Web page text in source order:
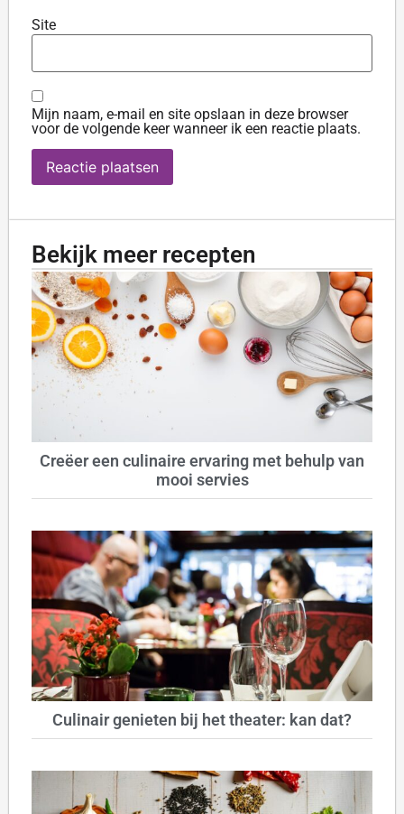
Site
Mijn naam, e-mail en site opslaan in deze browser
voor de volgende keer wanneer ik een reactie plaats.
Bekijk meer recepten
Creëer een culinaire ervaring met behulp van
mooi servies
Culinair genieten bij het theater: kan dat?